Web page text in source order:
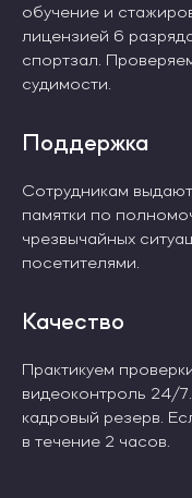
обучение и
лицензией 6
спортзал.
судимости.
Поддержка
Сотрудникам
памятки по
чрезвычайных
посетителями.
Качество
Практикуем
видеоконтроль 24/
кадровый резерв.
в течение 2 часов.